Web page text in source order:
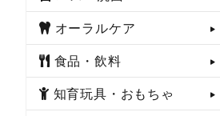
オーラルケア
食品・飲料
知育玩具・おもちゃ